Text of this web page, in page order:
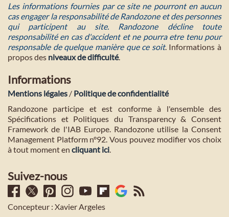
Les informations fournies par ce site ne pourront en aucun
cas engager la responsabilité de Randozone et des personnes
qui participent au site. Randozone décline toute
responsabilité en cas d'accident et ne pourra etre tenu pour
responsable de quelque manière que ce soit. Informations à
propos des niveaux de difficulté.
Informations
Mentions légales / Politique de confidentialité
Randozone participe et est conforme à l'ensemble des
Spécifications et Politiques du Transparency & Consent
Framework de l'IAB Europe. Randozone utilise la Consent
Management Platform n°92. Vous pouvez modifier vos choix
à tout moment en cliquant ici
Suivez-nous
Concepteur : Xavier Argeles